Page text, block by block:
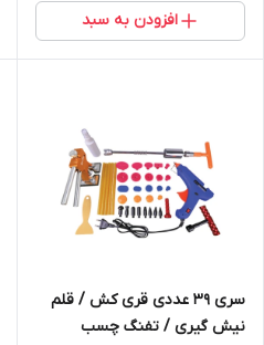
افزودن به سبد
سری 39 عددی قری کش / قلم
نیش گیری / تفنگ چسب